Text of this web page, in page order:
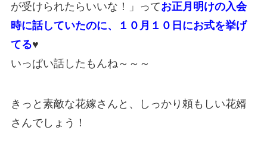
が受けられたらいいな！」ってお正月明けの入会
時に話していたのに、１０月１０日にお式を挙げ
てる♥
いっぱい話したもんね～～～
きっと素敵な花嫁さんと、しっかり頼もしい花婿
さんでしょう！